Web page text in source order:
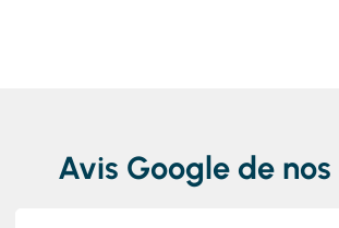
Avis Google de